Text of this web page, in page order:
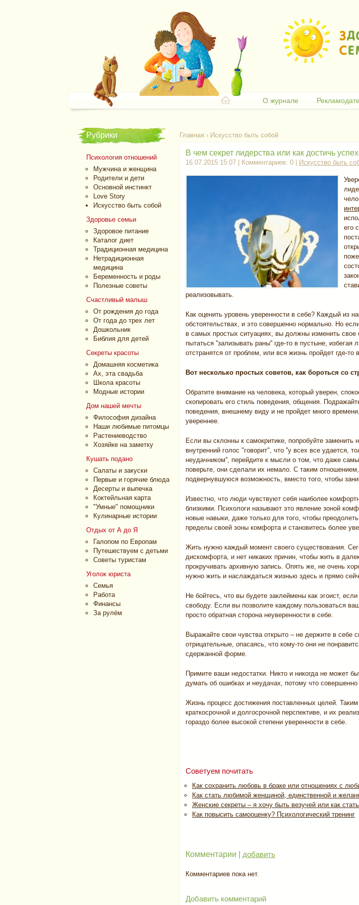
О журнале
Рубрики
Психология отношений
Мужчина и женщина
Родители и дети
Основной инстинкт
Love Story
Искусство быть собой
Здоровье семьи
Здоровое питание
Каталог диет
Традиционная медицина
Нетрадиционная
медицина
Беременность и роды
Полезные советы
Счастливый малыш
От рождения до года
От года до трех лет
Дошкольник
Библия для детей
Секреты красоты
Домашняя косметика
Ах, эта свадьба
Школа красоты
Модные истории
Дом нашей мечты
Философия дизайна
Наши любимые питомцы
Растениеводство
Хозяйке на заметку
Кушать подано
Салаты и закуски
Первые и горячие блюда
Десерты и выпечка
Коктейльная карта
"Умные" помощники
Кулинарные истории
Отдых от А до Я
Галопом по Европам
Путешествуем с детьми
Советы туристам
Уголок юриста
Семья
Работа
Финансы
За рулём
Главная › Искусство быть собой
В чем секрет лидерства или как достичь
16.07.2015 15:07 | Комментариев: 0 | Искусство быть
его
реализовывать.
Как оценить уровень уверенности в себе? Каждый из
обстоятельствах, и это совершенно нормально. Но
в самых простых ситуациях, вы должны изменить свое
пытаться ''зализывать раны'' где-то в пустыне,
отстранятся от проблем, или вся жизнь пройдет где-то
Вот несколько простых советов, как бороться со
Обратите внимание на человека, который уверен,
скопировать его стиль поведения, общения.
поведения, внешнему виду и не пройдет много
увереннее.
Если вы склонны к самокритике, попробуйте
внутренний голос "говорит", что ''у всех все удается,
неудачником'', перейдите к мысли о том, что даже
поверьте, они сделали их немало. С таким
подвернувшуюся возможность, вместо того, чтобы
Известно, что люди чувствуют себя наиболее
близкими. Психологи называют это явление зоной
новые навыки, даже только для того, чтобы
пределы своей зоны комфорта и становитесь более
Жить нужно каждый момент своего существования.
дискомфорта, и нет никаких причин, чтобы жить в
прокручивать архивную запись. Опять же, не очень
нужно жить и наслаждаться жизнью здесь и прямо
Не бойтесь, что вы будете заклеймены как эгоист,
свободу. Если вы позволите каждому пользоваться
просто обратная сторона неуверенности в себе.
Выражайте свои чувства открыто – не держите в себе
отрицательные, опасаясь, что кому-то они не
сдержанной форме.
Примите ваши недостатки. Никто и никогда не может
думать об ошибках и неудачах, потому что
Жизнь процесс достижения поставленных целей.
краткосрочной и долгосрочной перспективе, и их
гораздо более высокой степени уверенности в себе.
Советуем почитать
Как сохранить любовь в браке или отношениях с
Как стать любимой женщиной, единственной и
Женские секреты – я хочу быть везучей или как
Как повысить самооценку? Психологический тренинг
Комментарии | добавить
Комментариев пока нет.
Добавить комментарий